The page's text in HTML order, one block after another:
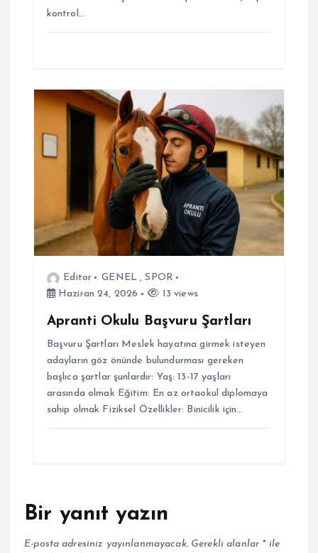
kontrol…
Editor GENEL,SPOR
Haziran 24, 2026
13 views
Apranti Okulu Başvuru Şartları
Başvuru Şartları Meslek hayatına girmek isteyen
adayların göz önünde bulundurması gereken
başlıca şartlar şunlardır: Yaş: 13-17 yaşları
arasında olmak Eğitim: En az ortaokul diplomaya
sahip olmak Fiziksel Özellikler: Binicilik için…
Bir yanıt yazın
E-posta adresiniz yayınlanmayacak. Gerekli alanlar *ile